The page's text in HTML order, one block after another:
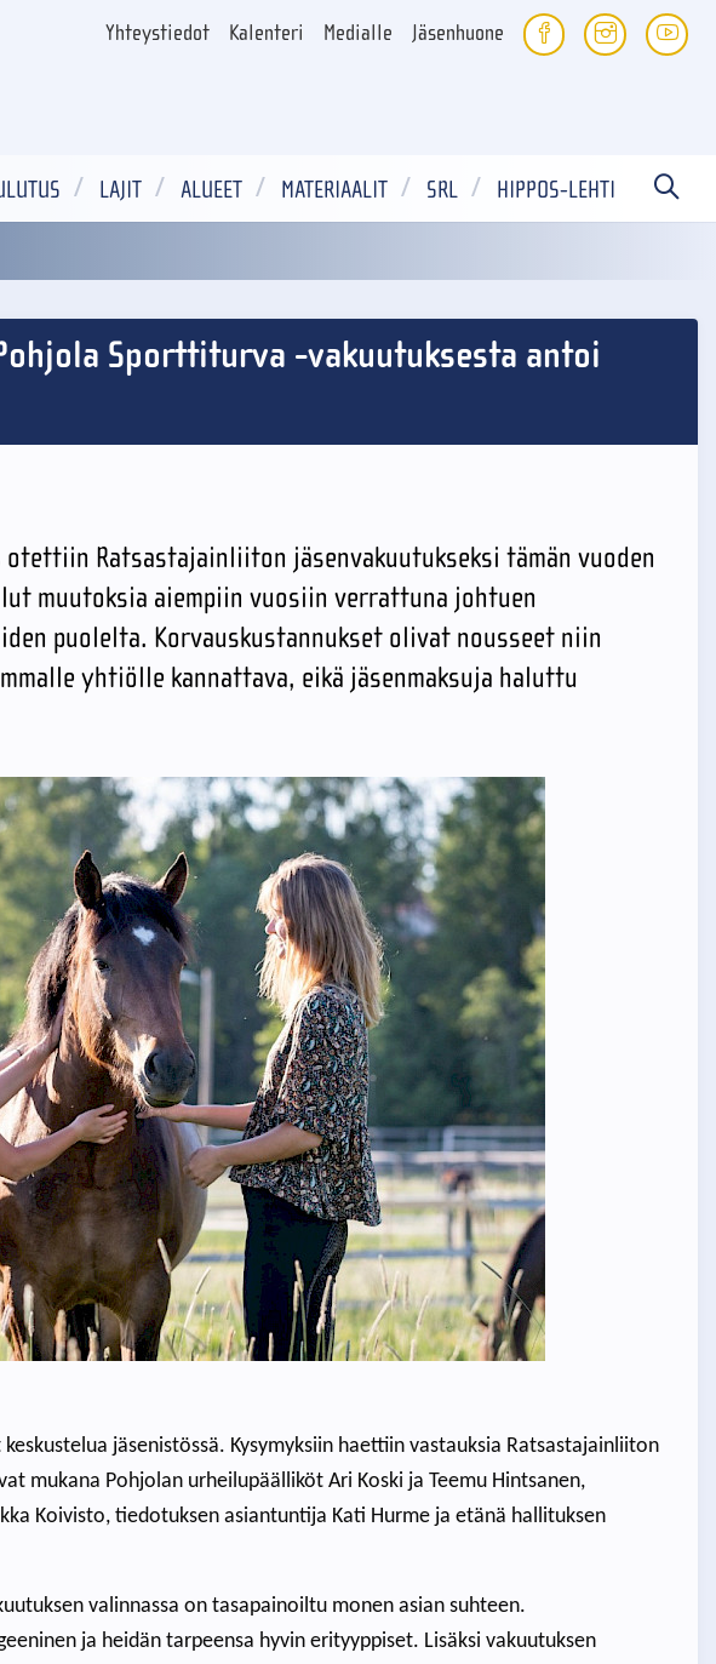
Yhteystiedot Kalenteri Medialle Jäsenhuone
LAJIT ALUEET MATERIAALIT SRL HIPPOS-LEHTI
Sporttiturva -vakuutuksesta antoi
Ratsastajainliiton jäsenvakuutukseksi tämän vuoden
muutoksia aiempiin vuosiin verrattuna johtuen
puolelta. Korvauskustannukset olivat nousseet niin
yhtiölle kannattava, eikä jäsenmaksuja haluttu
jäsenistössä. Kysymyksiin haettiin vastauksia Ratsastajainliiton
mukana Pohjolan urheilupäälliköt Ari Koski ja Teemu Hintsanen,
Koivisto, tiedotuksen asiantuntija Kati Hurme ja etänä hallituksen
valinnassa on tasapainoiltu monen asian suhteen.
ja heidän tarpeensa hyvin erityyppiset. Lisäksi vakuutuksen